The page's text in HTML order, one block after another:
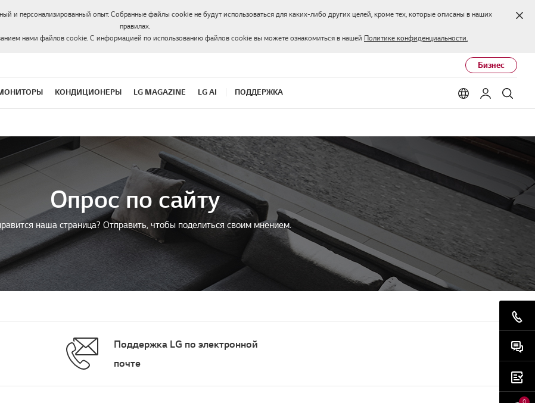
и персонализированный опыт. Собранные файлы cookie не будут использоваться для каких-либо других целей, кроме тех, которые описаны в наших
правилах.
нами файлов cookie. С информацией по использованию файлов cookie вы можете ознакомиться в нашей Политике конфиденциальности.
Бизнес
КОНДИЦИОНЕРЫ LG MAGAZINE LG AI ПОДДЕРЖКА Language options
Мой LG
Опрос по сайту
наша страница? Отправить, чтобы поделиться своим мнением.
Поддержка LG по электронной
почте